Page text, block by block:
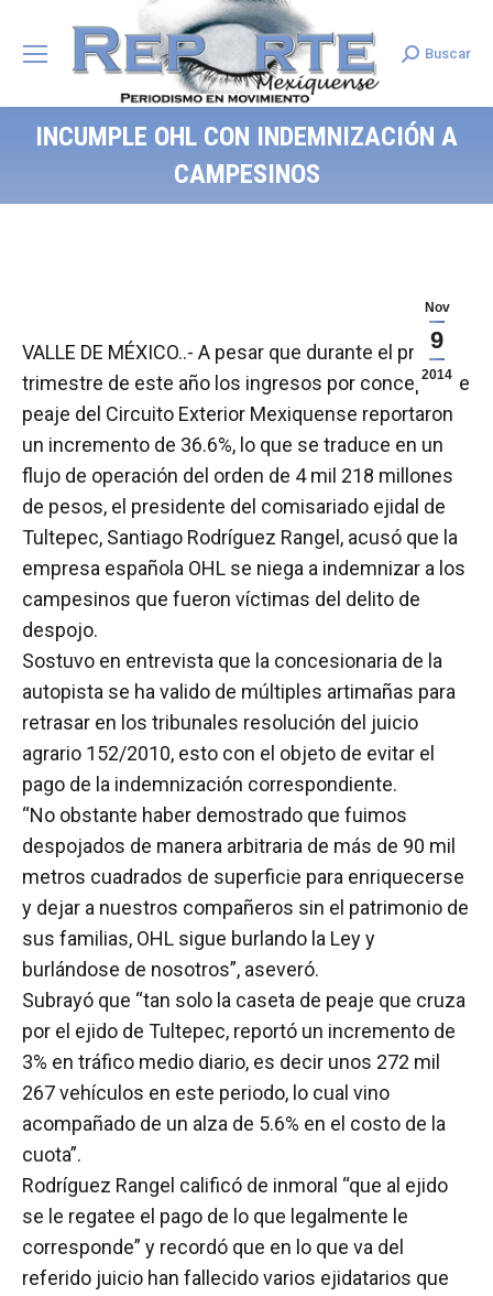
Search:
Buscar
INCUMPLE OHL CON INDEMNIZACIÓN A
CAMPESINOS
Nov
9
2014
VALLE DE MÉXICO..- A pesar que durante el primer
trimestre de este año los ingresos por concepto de
peaje del Circuito Exterior Mexiquense reportaron
un incremento de 36.6%, lo que se traduce en un
flujo de operación del orden de 4 mil 218 millones
de pesos, el presidente del comisariado ejidal de
Tultepec, Santiago Rodríguez Rangel, acusó que la
empresa española OHL se niega a indemnizar a los
campesinos que fueron víctimas del delito de
despojo.
Sostuvo en entrevista que la concesionaria de la
autopista se ha valido de múltiples artimañas para
retrasar en los tribunales resolución del juicio
agrario 152/2010, esto con el objeto de evitar el
pago de la indemnización correspondiente.
“No obstante haber demostrado que fuimos
despojados de manera arbitraria de más de 90 mil
metros cuadrados de superficie para enriquecerse
y dejar a nuestros compañeros sin el patrimonio de
sus familias, OHL sigue burlando la Ley y
burlándose de nosotros”, aseveró.
Subrayó que “tan solo la caseta de peaje que cruza
por el ejido de Tultepec, reportó un incremento de
3% en tráfico medio diario, es decir unos 272 mil
267 vehículos en este periodo, lo cual vino
acompañado de un alza de 5.6% en el costo de la
cuota”.
Rodríguez Rangel calificó de inmoral “que al ejido
se le regatee el pago de lo que legalmente le
corresponde” y recordó que en lo que va del
referido juicio han fallecido varios ejidatarios que